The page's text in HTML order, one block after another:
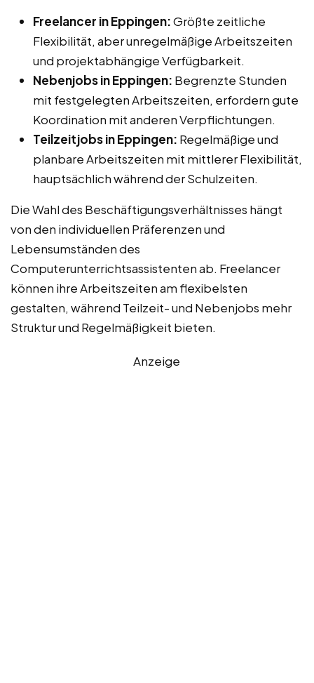
Freelancer in Eppingen:Größte zeitliche
Flexibilität, aber unregelmäßige Arbeitszeiten
und projektabhängige Verfügbarkeit.
Nebenjobs in Eppingen: Begrenzte Stunden
mit festgelegten Arbeitszeiten, erfordern gute
Koordination mit anderen Verpflichtungen.
Teilzeitjobs in Eppingen: Regelmäßige und
planbare Arbeitszeiten mit mittlerer Flexibilität,
hauptsächlich während der Schulzeiten.
Die Wahl des Beschäftigungsverhältnisses hängt
von den individuellen Präferenzen und
Lebensumständen des
Computerunterrichtsassistenten ab. Freelancer
können ihre Arbeitszeiten am flexibelsten
gestalten, während Teilzeit- und Nebenjobs mehr
Struktur und Regelmäßigkeit bieten.
Anzeige